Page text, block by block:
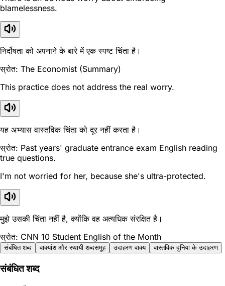
blamelessness.
निर्दोषता को अपनाने के बारे में एक स्पष्ट चिंता है।
स्रोत: The Economist (Summary)
This practice does not address the real worry.
यह अभ्यास वास्तविक चिंता को दूर नहीं करता है।
स्रोत: Past years' graduate entrance exam English reading
true questions.
I'm not worried for her, because she's ultra-protected.
मुझे उसकी चिंता नहीं है, क्योंकि वह अत्यधिक संरक्षित है।
स्रोत: CNN 10 Student English of the Month
संबंधित शब्द वाक्यांश और स्थायी शब्दसमूह उदाहरण वाक्य वास्तविक दुनिया के उदाहरण
संबंधित शब्द